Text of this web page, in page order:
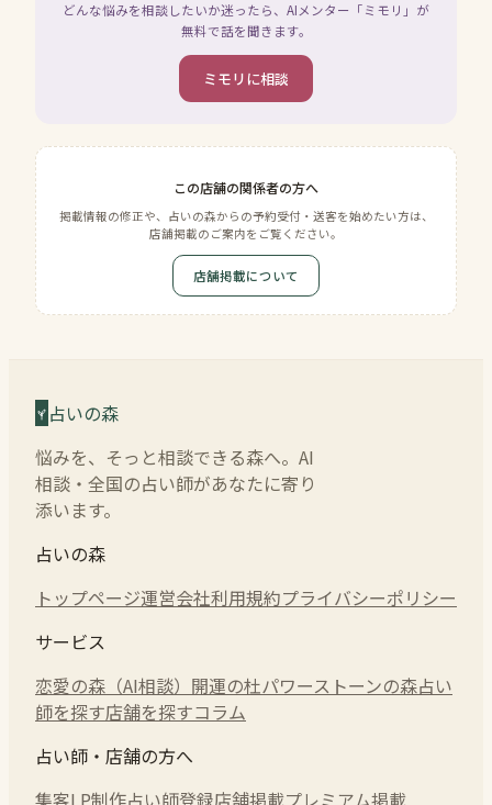
どんな悩みを相談したいか迷ったら、AIメンター「ミモリ」が
無料で話を聞きます。
ミモリに相談
この店舗の関係者の方へ
掲載情報の修正や、占いの森からの予約受付・送客を始めたい方は、
店舗掲載のご案内をご覧ください。
店舗掲載について
占いの森
悩みを、そっと相談できる森へ。AI
相談・全国の占い師があなたに寄り
添います。
占いの森
トップページ運営会社利用規約プライバシーポリシー
サービス
恋愛の森（AI相談） 開運の杜パワーストーンの森占い
師を探す店舗を探すコラム
占い師・店舗の方へ
集客LP制作占い師登録店舗掲載プレミアム掲載